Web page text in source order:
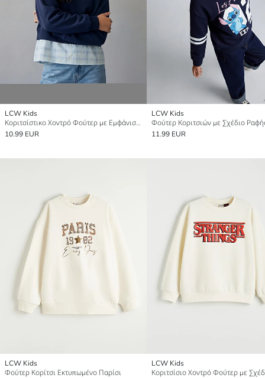
LCW Kids
Κοριτσίστικο Χοντρό Φούτερ με Εμφάνιση Πουκαμίσου
10.99 EUR
LCW Kids
Φούτερ Κοριτσιών με Σχέδιο
11.99 EUR
LCW Kids
Φούτερ Κορίτσι Εκτυπωμένο Παρίσι
LCW Kids